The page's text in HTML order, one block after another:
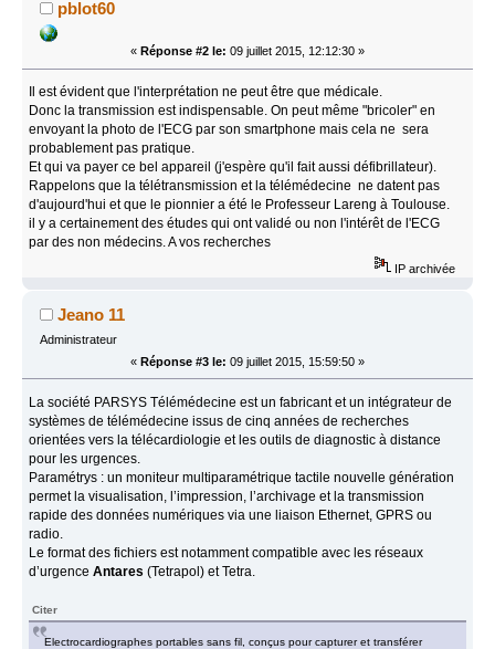
pblot60
« Réponse #2 le: 09 juillet 2015, 12:12:30 »
Il est évident que l'interprétation ne peut être que médicale.
Donc la transmission est indispensable. On peut même "bricoler" en
envoyant la photo de l'ECG par son smartphone mais cela ne sera
probablement pas pratique.
Et qui va payer ce bel appareil (j'espère qu'il fait aussi défibrillateur).
Rappelons que la télétransmission et la télémédecine ne datent pas
d'aujourd'hui et que le pionnier a été le Professeur Lareng à Toulouse.
il y a certainement des études qui ont validé ou non l'intérêt de l'ECG
par des non médecins. A vos recherches
IP archivée
Jeano 11
Administrateur
« Réponse #3 le: 09 juillet 2015, 15:59:50 »
La société PARSYS Télémédecine est un fabricant et un intégrateur de
systèmes de télémédecine issus de cinq années de recherches
orientées vers la télécardiologie et les outils de diagnostic à distance
pour les urgences.
Paramétrys : un moniteur multiparamétrique tactile nouvelle génération
permet la visualisation, l’impression, l’archivage et la transmission
rapide des données numériques via une liaison Ethernet, GPRS ou
radio.
Le format des fichiers est notamment compatible avec les réseaux
d’urgenceAntares (Tetrapol) et Tetra.
Citer
Electrocardiographes portables sans fil, conçus pour capturer et transférer